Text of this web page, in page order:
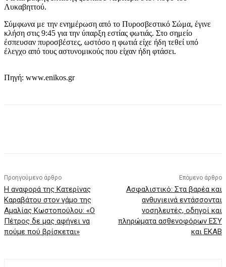
Λυκαβηττού.
Σύμφωνα με την ενημέρωση από το Πυροσβεστικό Σώμα, έγινε
κλήση στις 9:45 για την ύπαρξη εστίας φωτιάς. Στο σημείο
έσπευσαν πυροσβέστες, ωστόσο η φωτιά είχε ήδη τεθεί υπό
έλεγχο από τους αστυνομικούς που είχαν ήδη φτάσει.
Πηγή: www.enikos.gr
Προηγούμενο άρθρο
Η αναφορά της Κατερίνας
Καραβάτου στον γάμο της
Αμαλίας Κωστοπούλου: «Ο
Πέτρος δε μας αφήνει να
πούμε πού βρίσκεται»
Επόμενο άρθρο
Ασφαλιστικό: Στα βαρέα και
ανθυγιεινά εντάσσονται
νοσηλευτές, οδηγοί και
πληρώματα ασθενοφόρων ΕΣΥ
και ΕΚΑΒ